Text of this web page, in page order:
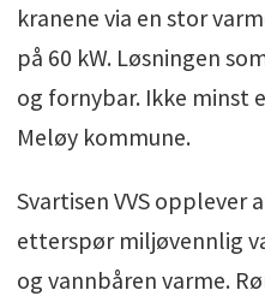
kranene via en stor
på 60 kW. Løsningen
og fornybar. Ikke minst
Meløy kommune.
Svartisen VVS opplever
etterspør miljøvennlig
og vannbåren varme.